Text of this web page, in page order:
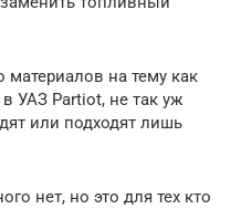
на тему как
УАЗ Partiot, не так уж
или подходят лишь
нет, но это для тех кто